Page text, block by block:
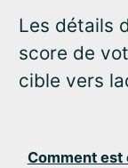
Les détails
score de
cible vers
Comment est